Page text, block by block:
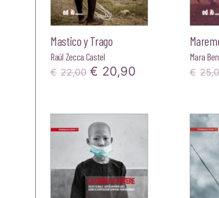
Mastico y Trago
Raúl Zecca Castel
€ 22,00 Il
era:
€22,00.
€ 20,90
Mara
€